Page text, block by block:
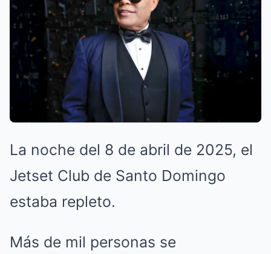
La noche del 8 de abril de 2025, el
Jetset Club de Santo Domingo
estaba repleto.
Más de mil personas se